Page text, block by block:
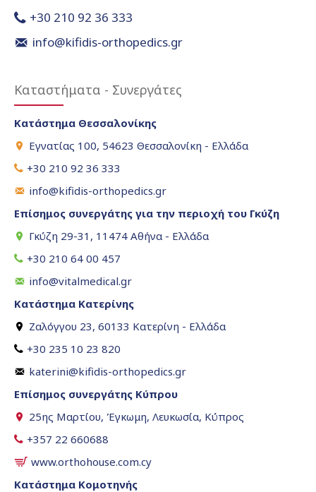
+30 210 92 36 333
info@kifidis-orthopedics.gr
Καταστήματα - Συνεργάτες
Κατάστημα Θεσσαλονίκης
Εγνατίας 100, 54623 Θεσσαλονίκη - Ελλάδα
+30 210 92 36 333
info@kifidis-orthopedics.gr
Επίσημος συνεργάτης για την περιοχή του Γκύζη
Γκύζη 29-31, 11474 Αθήνα - Ελλάδα
+30 210 64 00 457
info@vitalmedical.gr
Κατάστημα Κατερίνης
Ζαλόγγου 23, 60133 Κατερίνη - Ελλάδα
+30 235 10 23 820
katerini@kifidis-orthopedics.gr
Επίσημος συνεργάτης Κύπρου
25ης Μαρτίου, Έγκωμη, Λευκωσία, Κύπρος
+357 22 660688
www.orthohouse.com.cy
Κατάστημα Κομοτηνής